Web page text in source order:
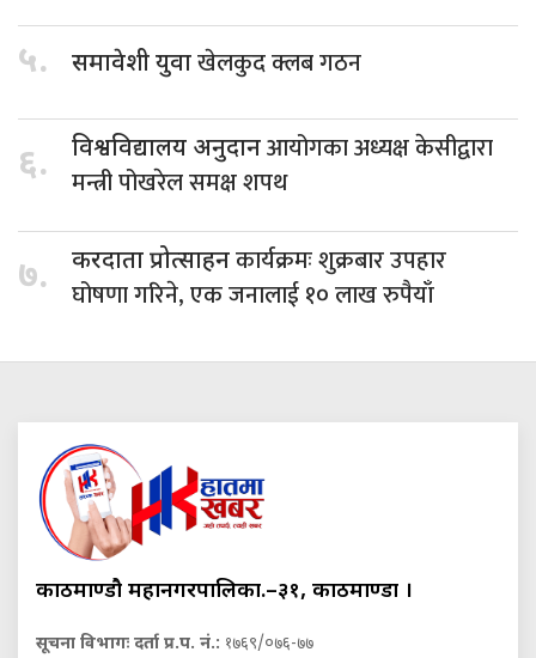
५. समावेशी युवाखेलकुद क्लब गठन
६. विश्वविद्यालय अनुदानआयोगका अध्यक्ष केसीद्वारा
मन्त्री पोखरेल समक्ष शपथ
७. करदाता प्रोत्साहनकार्यक्रमः शुक्रबार उपहार
घोषणा गरिने, एक जनालाई १० लाख रुपैयाँ
काठमाण्डौ महानगरपालिका.–३१, काठमाण्डौं ।
सूचना विभागः दर्ता प्र.प. नं.: १७६९/०७६-७७